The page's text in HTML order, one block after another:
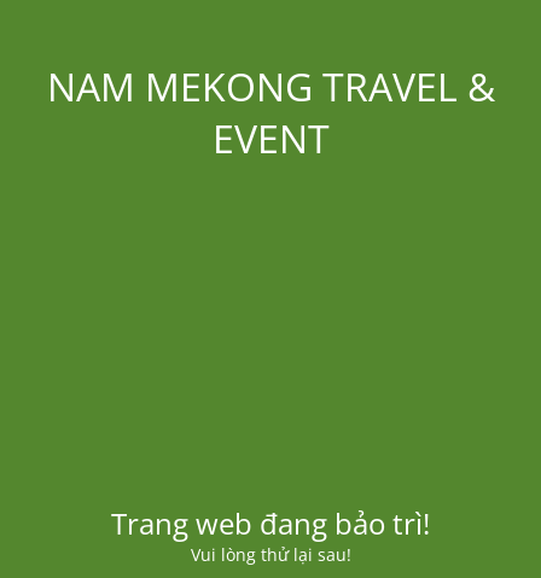
NAM MEKONG TRAVEL &
EVENT
Trang web đang bảo trì!
Vui lòng thử lại sau!